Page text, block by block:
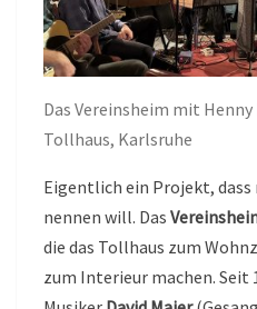
Das Vereinsheim mit Henny
Tollhaus, Karlsruhe
Eigentlich ein Projekt,
nennen will. Das
die das Tollhaus zum
zum Interieur machen. Seit